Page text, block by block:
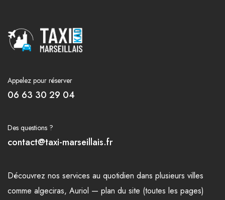
Appelez pour réserver
06 63 30 29 04
Des questions ?
contact@taxi-marseillais.fr
Découvrez nos services au quotidien dans plusieurs villes
comme algeciras, Auriol — plan du site (toutes les pages)